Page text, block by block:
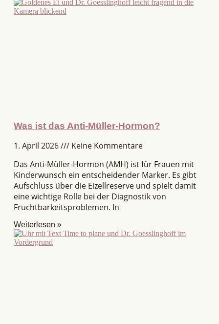
Was ist das Anti-Müller-Hormon?
1. April 2026
Keine Kommentare
Das Anti-Müller-Hormon (AMH) ist für Frauen mit
Kinderwunsch ein entscheidender Marker. Es gibt
Aufschluss über die Eizellreserve und spielt damit
eine wichtige Rolle bei der Diagnostik von
Fruchtbarkeitsproblemen. In
Weiterlesen »